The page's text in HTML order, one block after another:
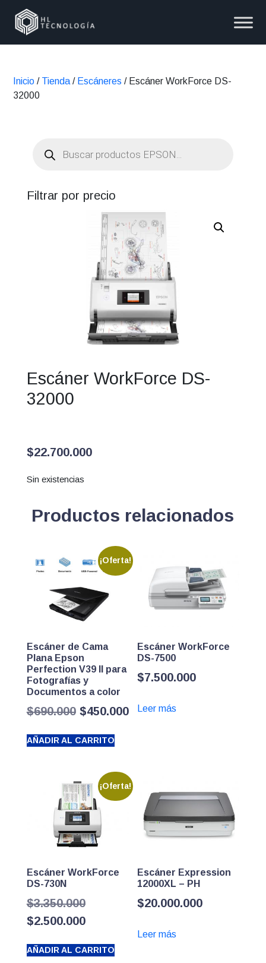
Inicio / Tienda / Escáneres / Escáner WorkForce DS-
32000
productos
Filtrar por precio
Escáner WorkForce DS-
32000
$22.700.000
Sin existencias
Productos relacionados
¡Oferta!
Escáner de Cama
Plana Epson
Perfection V39 II para
Fotografías y
Documentos a color
$690.000 El
original
$690.000.
$450.000El
$450.000.
AÑADIR AL CARRITO
Escáner WorkForce
DS-7500
$7.500.000
Leer más
¡Oferta!
Escáner WorkForce
DS-730N
$3.350.000El
precio
era:
$2.500.000El
actual
AÑADIR AL CARRITO
Escáner Expression
12000XL – PH
$20.000.000
Leer más